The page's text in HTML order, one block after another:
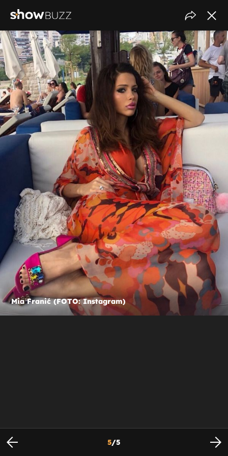
Mia Franić (FOTO: Instagram)
5/5